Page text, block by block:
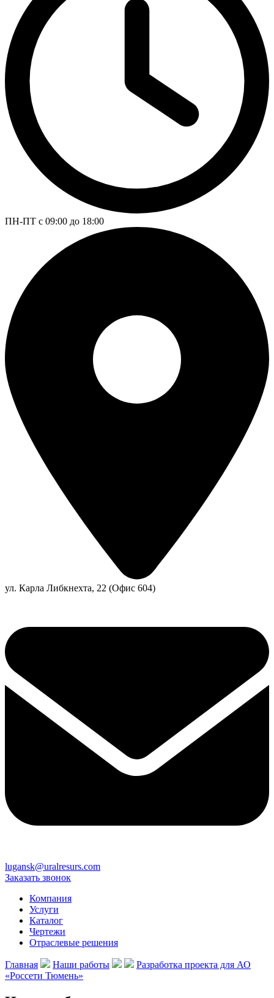
ПН-ПТ с 09:00 до 18:00
ул. Карла Либкнехта, 22 (Офис 604)
lugansk@uralresurs.com
Заказать звонок
Компания
Услуги
Каталог
Чертежи
Отраслевые решения
Главная Наши работы
Разработка проекта для АО
«Россети Тюмень»